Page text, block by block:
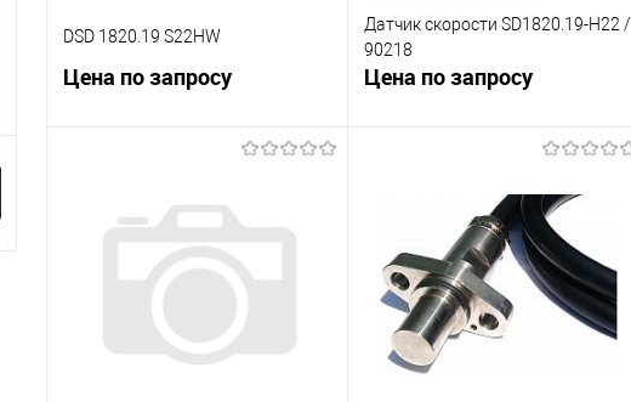
DSD 1820.19 S22HW
Цена по запросу
В корзину
К сравнению
В избранное
Под заказ
Датчик скорости SD1820.19-H22 /
90218
Цена по запросу
В корзину
К сравнению
В избранное
Под заказ